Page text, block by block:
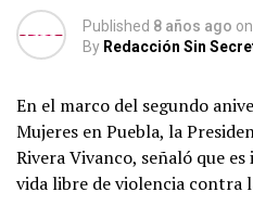
Published 8 años ago on
By Redacción Sin
En el marco del segundo
Mujeres en Puebla, la
Rivera Vivanco, señaló que
vida libre de violencia contra